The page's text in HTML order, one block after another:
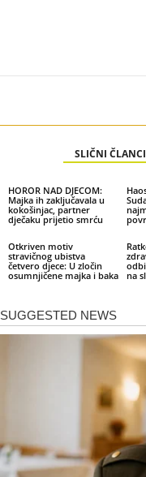
SLIČNI ČLANCI
HOROR NAD DJECOM:
Majka ih zaključavala u
kokošinjac, partner
dječaku prijetio smrću
Otkriven motiv
stravičnog ubistva
četvero djece: U zločin
osumnjičene majka i baka
na